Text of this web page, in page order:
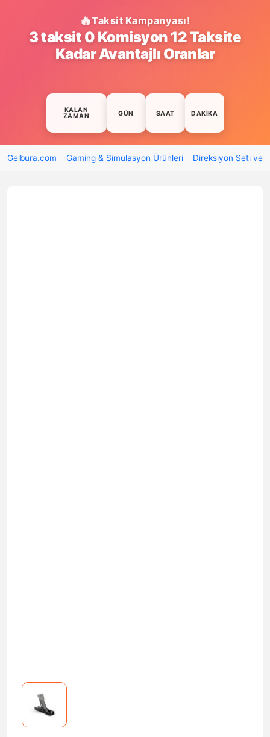
Taksit Kampanyası!
3 taksit 0 Komisyon 12 Taksite
Kadar Avantajlı Oranlar
KALAN
ZAMAN GÜN SAAT DAKIKA
Gelbura.com Gaming & Simülasyon Ürünleri Direksiyon Seti ve